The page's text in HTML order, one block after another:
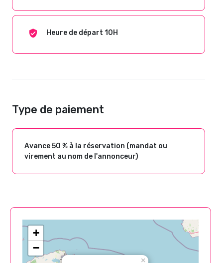
Heure de départ 10H
Type de paiement
Avance 50 % à la réservation (mandat ou
virement au nom de l'annonceur)
×
+
−